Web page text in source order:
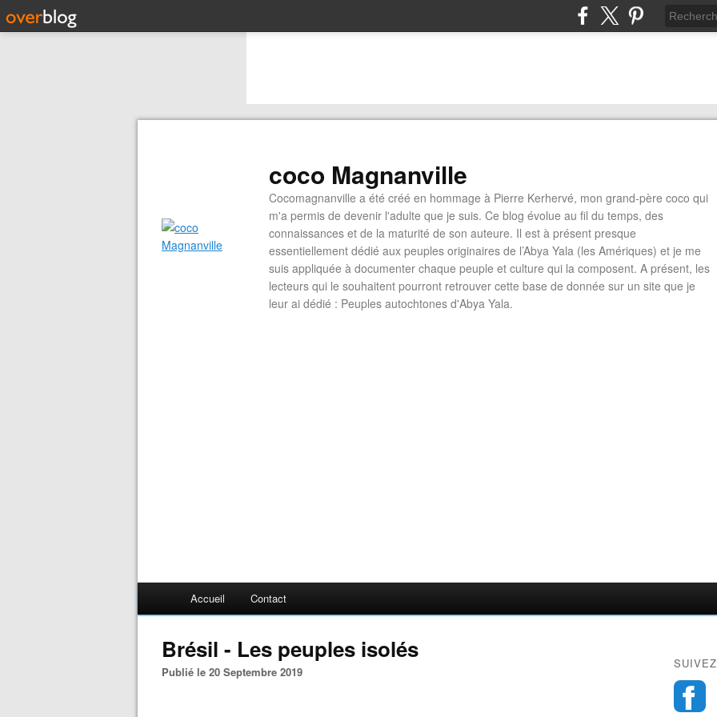
coco Magnanville
Cocomagnanville a été créé en hommage à Pierre Kerhervé, mon grand-père coco qui
m'a permis de devenir l'adulte que je suis. Ce blog évolue au fil du temps, des
connaissances et de la maturité de son auteure. Il est à présent presque
essentiellement dédié aux peuples originaires de l’Abya Yala (les Amériques) et je me
suis appliquée à documenter chaque peuple et culture qui la composent. A présent, les
lecteurs qui le souhaitent pourront retrouver cette base de donnée sur un site que je
leur ai dédié : Peuples autochtones d'Abya Yala.
Accueil Contact
Brésil - Les peuples isolés
Publié le 20 Septembre 2019